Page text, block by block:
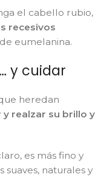
el cabello rubio,
recesivos
eumelanina.
y cuidar
heredan
realzar su brillo y
es más fino y
naturales y